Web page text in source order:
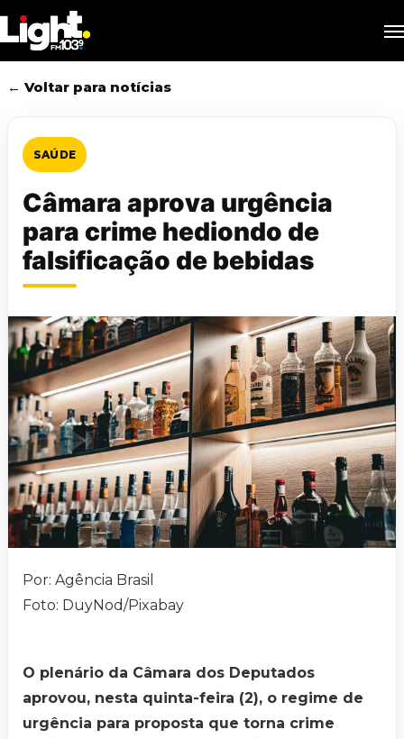
to
main
content
← Voltar para notícias
SAÚDE
Câmara aprova urgência
para crime hediondo de
falsificação de bebidas
Por: Agência Brasil
Foto: DuyNod/Pixabay
O plenário da Câmara dos Deputados
aprovou, nesta quinta-feira (2), o regime de
urgência para proposta que torna crime